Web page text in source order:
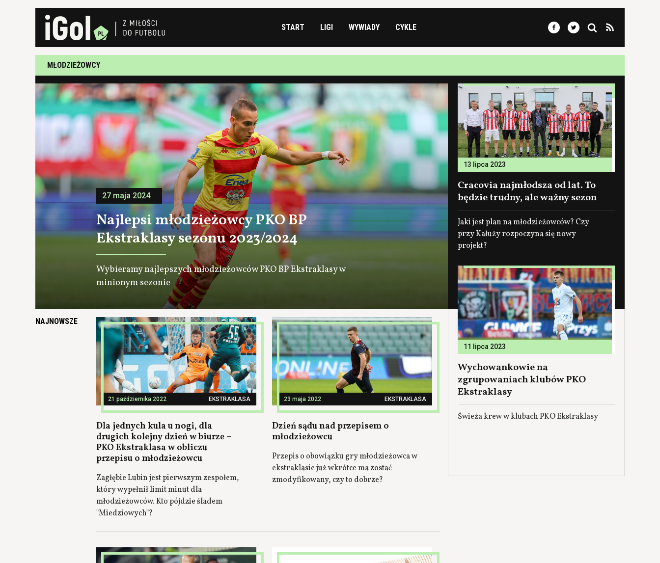
START LIGI WYWIADY CYKLE
MŁODZIEŻOWCY
27 maja 2024
Najlepsi młodzieżowcy PKO BP
Ekstraklasy sezonu 2023/2024
Wybieramy najlepszych młodzieżowców PKO BP Ekstraklasy w
minionym sezonie
13 lipca 2023
Cracovia najmłodsza od lat. To
będzie trudny, ale ważny sezon
Jaki jest plan na młodzieżowców? Czy
przy Kałuży rozpoczyna się nowy
projekt?
11 lipca 2023
Wychowankowie na
zgrupowaniach klubów PKO
Ekstraklasy
Świeża krew w klubach PKO Ekstraklasy
NAJNOWSZE
21 października 2022 EKSTRAKLASA
Dla jednych kula u nogi, dla
drugich kolejny dzień w biurze –
PKO Ekstraklasa w obliczu
przepisu o młodzieżowcu
Zagłębie Lubin jest pierwszym zespołem,
który wypełnił limit minut dla
młodzieżowców. Kto pójdzie śladem
"Miedziowych"?
23 maja 2022 EKSTRAKLASA
Dzień sądu nad przepisem o
młodzieżowcu
Przepis o obowiązku gry młodzieżowca w
ekstraklasie już wkrótce ma zostać
zmodyfikowany, czy to dobrze?